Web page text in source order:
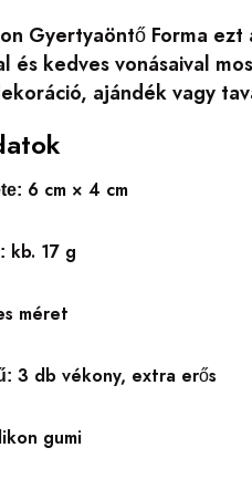
Gyertyaöntő Forma
és kedves vonásaival
ajándék vagy
6 cm × 4 cm
kb. 17 g
méret
3 db vékony, extra erős
gumi